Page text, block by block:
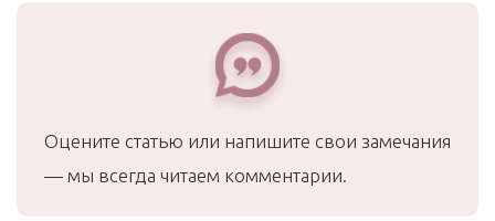
Оцените статью или напишите свои замечания
— мы всегда читаем комментарии.